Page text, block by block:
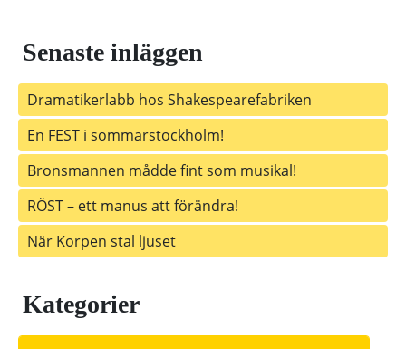
Senaste inläggen
Dramatikerlabb hos Shakespearefabriken
En FEST i sommarstockholm!
Bronsmannen mådde fint som musikal!
RÖST – ett manus att förändra!
När Korpen stal ljuset
Kategorier